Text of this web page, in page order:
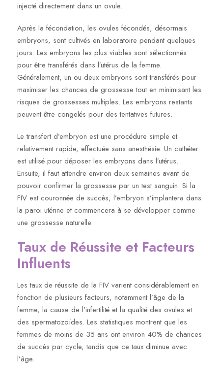
injecté directement dans un ovule.
Après la fécondation, les ovules fécondés, désormais
embryons, sont cultivés en laboratoire pendant quelques
jours. Les embryons les plus viables sont sélectionnés
pour être transférés dans l’utérus de la femme.
Généralement, un ou deux embryons sont transférés pour
maximiser les chances de grossesse tout en minimisant les
risques de grossesses multiples. Les embryons restants
peuvent être congelés pour des tentatives futures.
Le transfert d’embryon est une procédure simple et
relativement rapide, effectuée sans anesthésie. Un cathéter
est utilisé pour déposer les embryons dans l’utérus.
Ensuite, il faut attendre environ deux semaines avant de
pouvoir confirmer la grossesse par un test sanguin. Si la
FIV est couronnée de succès, l’embryon s’implantera dans
la paroi utérine et commencera à se développer comme
une grossesse naturelle
Taux de Réussite et Facteurs
Influents
Les taux de réussite de la FIV varient considérablement en
fonction de plusieurs facteurs, notamment l’âge de la
femme, la cause de l’infertilité et la qualité des ovules et
des spermatozoïdes. Les statistiques montrent que les
femmes de moins de 35 ans ont environ 40% de chances
de succès par cycle, tandis que ce taux diminue avec
l’âge.